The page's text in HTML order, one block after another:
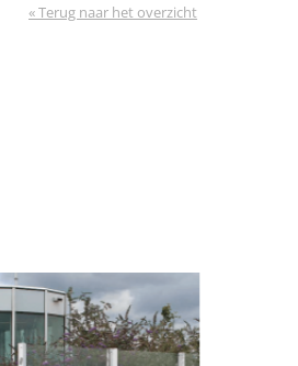
« Terug naar het overzicht